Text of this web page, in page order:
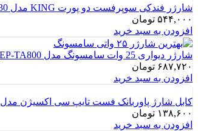
شارژر فندکی سوپرفست دو پورت KING مدل K-30
۵۴۴,۰۰۰ تومان
افزودن به سبد خرید
شارژر دیواری 25 وات سامسونگ مدل EP-TA800
۶۸۷,۷۲۰ تومان
افزودن به سبد خرید
کابل شارژ پاوربانک فست تایپ سی اکسیژن مدل LX22
۱۳۸,۶۰۰ تومان
افزودن به سبد خرید